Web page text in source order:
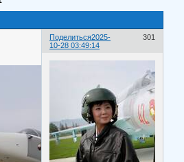
Поделиться 301
2025-
10-28 03:49:14